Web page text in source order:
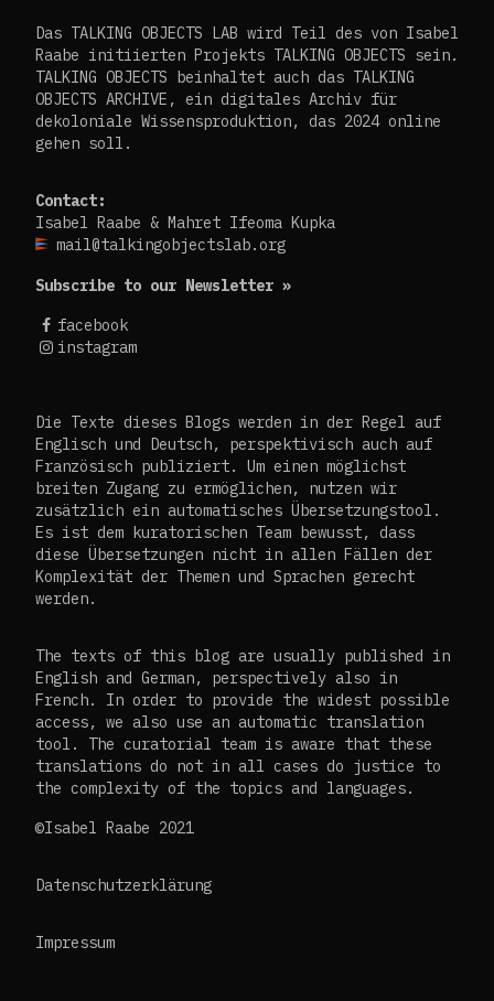
Das TALKING OBJECTS LAB wird Teil des von Isabel
Raabe initiierten Projekts TALKING OBJECTS sein.
TALKING OBJECTS beinhaltet auch das TALKING
OBJECTS ARCHIVE, ein digitales Archiv für
dekoloniale Wissensproduktion, das 2024 online
gehen soll.
Contact:
Isabel Raabe & Mahret Ifeoma Kupka
mail@talkingobjectslab.org
Subscribe to our Newsletter »
facebook
instagram
Die Texte dieses Blogs werden in der Regel auf
Englisch und Deutsch, perspektivisch auch auf
Französisch publiziert. Um einen möglichst
breiten Zugang zu ermöglichen, nutzen wir
zusätzlich ein automatisches Übersetzungstool.
Es ist dem kuratorischen Team bewusst, dass
diese Übersetzungen nicht in allen Fällen der
Komplexität der Themen und Sprachen gerecht
werden.
The texts of this blog are usually published in
English and German, perspectively also in
French. In order to provide the widest possible
access, we also use an automatic translation
tool. The curatorial team is aware that these
translations do not in all cases do justice to
the complexity of the topics and languages.
©Isabel Raabe 2021
Datenschutzerklärung
Impressum